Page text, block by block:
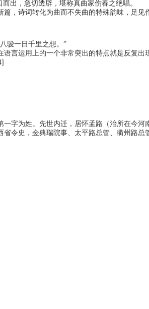
出，急切透辟，堪称真曲家伤春之绝唱。
，诗词转化为曲而不失曲的特殊韵味，足见
骏一日千里之想。”
语言运用上的一个非常突出的特点就是反复
一字为姓。先世内迁，居怀孟路（治所在今
令史，佥典瑞院事、太平路总管、衢州路